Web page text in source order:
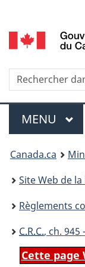
Menu
MENU
You
are
here:
Canada.ca
Site Web de
Règlements
C.R.C., ch.
Cette page